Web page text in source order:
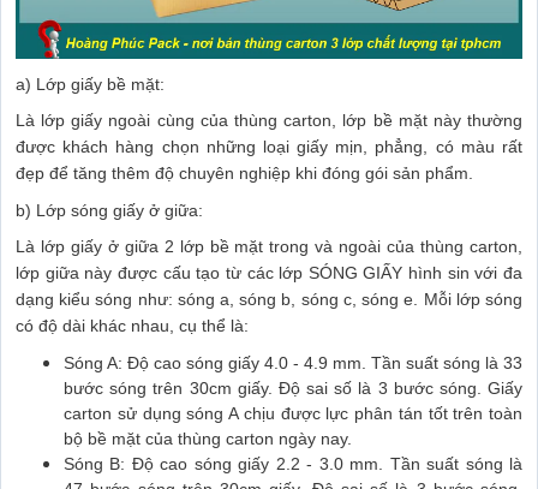
a) Lớp giấy bề mặt:
Là lớp giấy ngoài cùng của thùng carton, lớp bề mặt này thường
được khách hàng chọn những loại giấy mịn, phẳng, có màu rất
đẹp để tăng thêm độ chuyên nghiệp khi đóng gói sản phẩm.
b) Lớp sóng giấy ở giữa:
Là lớp giấy ở giữa 2 lớp bề mặt trong và ngoài của thùng carton,
lớp giữa này được cấu tạo từ các lớp SÓNG GIẤY hình sin với đa
dạng kiểu sóng như: sóng a, sóng b, sóng c, sóng e. Mỗi lớp sóng
có độ dài khác nhau, cụ thể là:
Sóng A: Độ cao sóng giấy 4.0 - 4.9 mm. Tần suất sóng là 33
bước sóng trên 30cm giấy. Độ sai số là 3 bước sóng. Giấy
carton sử dụng sóng A chịu được lực phân tán tốt trên toàn
bộ bề mặt của thùng carton ngày nay.
Sóng B: Độ cao sóng giấy 2.2 - 3.0 mm. Tần suất sóng là